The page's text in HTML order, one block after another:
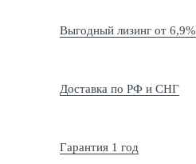
Выгодный лизинг от 6,9%
Доставка по РФ и СНГ
Гарантия 1 год